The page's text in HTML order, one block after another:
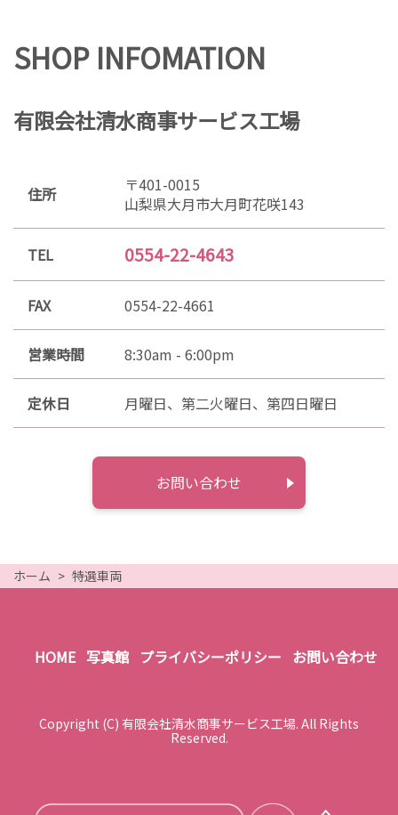
SHOP INFOMATION
有限会社清水商事サービス工場
住所
〒401-0015
山梨県大月市大月町花咲143
TEL 0554-22-4643
FAX 0554-22-4661
営業時間 8:30am - 6:00pm
定休日 月曜日、第二火曜日、第四日曜日
お問い合わせ
ホーム 特選車両
HOME 写真館 プライバシーポリシー お問い合わせ
Copyright (C) 有限会社清水商事サービス工場. All Rights
Reserved.